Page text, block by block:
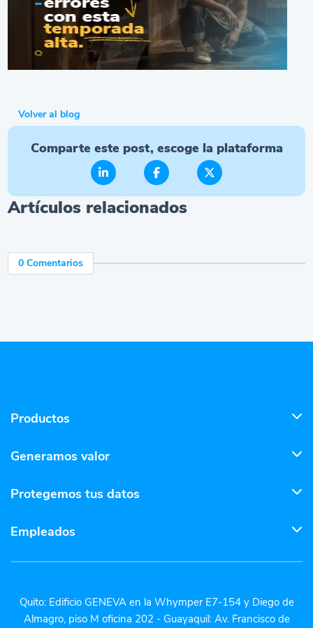
Volver al blog
Comparte este post, escoge la plataforma
Artículos relacionados
0 Comentarios
Productos
Generamos valor
Protegemos tus datos
Empleados
Quito: Edificio GENEVA en la Whymper E7-154 y Diego de
Almagro, piso M oficina 202 - Guayaquil: Av. Francisco de